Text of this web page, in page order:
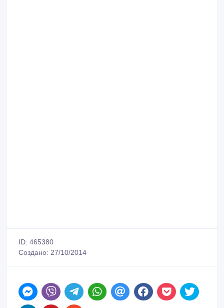
ID: 465380
Создано: 27/10/2014